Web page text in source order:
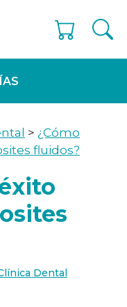
> ¿Cómo
fluidos?
Dental